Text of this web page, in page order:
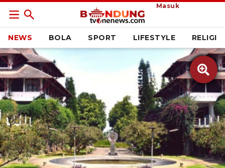
Masuk
NEWS BOLA SPORT LIFESTYLE RELIGI

antara